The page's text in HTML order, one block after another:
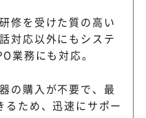
修を受けた質の高い
対応以外にもシステ
業務にも対応。
の購入が不要で、最
ため、迅速にサポー